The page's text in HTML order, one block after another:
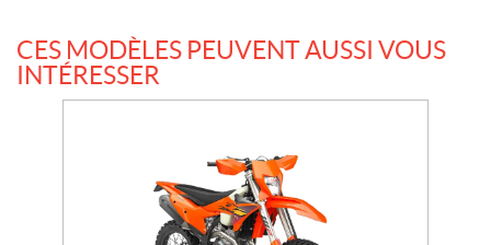
CES MODÈLES PEUVENT AUSSI VOUS
INTÉRESSER